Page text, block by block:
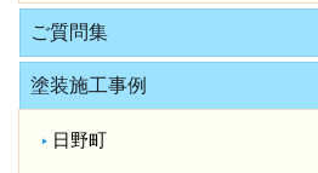
ご質問集
塗装施工事例
日野町